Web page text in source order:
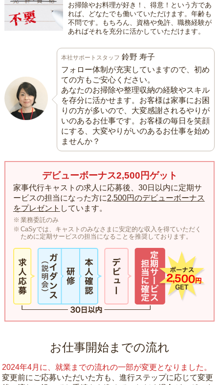
お掃除やお料理が好き！、得意！という方であ
れば、どなたでも働いていただけます。年齢も
不問です。もちろん、資格や免許、職務経験が
あればそれを充分に活かしていただけます。
本社サポートスタッフ 鈴野 寿子
フォロー体制が充実していますので、初め
ての方もご安心ください。
あなたのお掃除や整理収納の経験やスキル
を存分に活かせます。お客様は家事にお困
りの方が多いので、大変感謝されるやりが
いのあるお仕事です。お客様の毎日を笑顔
にする、大変やりがいのあるお仕事を始め
ませんか？
デビューボーナス2,500円ゲット
家事代行キャストの求人に応募後、30日以内に定期サ
ービスの担当になった方に2,500円のデビューボーナス
をプレゼント しています。
業務委託のみ
CaSyでは、キャストのみなさまに安定的な収入を得ていただく
ために定期サービスの担当になることを推奨しております。
お仕事開始までの流れ
2024年4月に、就業までの流れの一部が変更となりました。
変更前にご応募いただいた方も、進行ステップに応じて変更